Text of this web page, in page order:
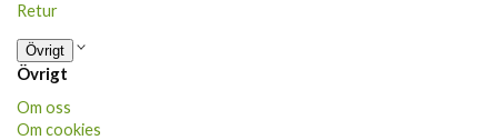
Retur
Övrigt
Övrigt
Om oss
Om cookies